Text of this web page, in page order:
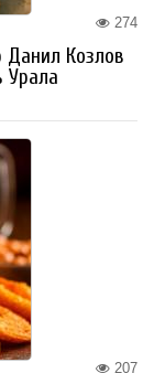
274
Данил Козлов
Урала
207